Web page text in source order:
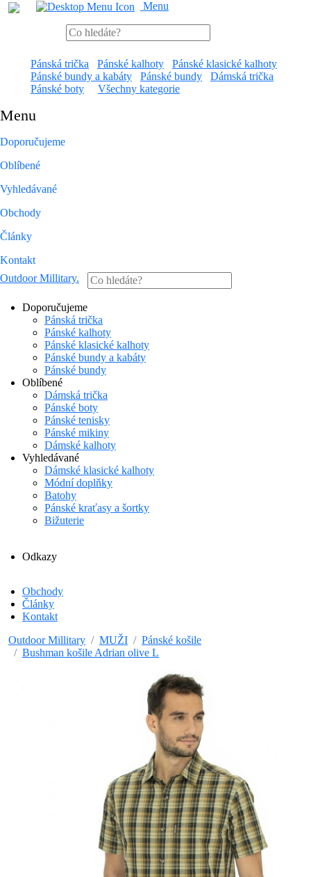
Menu
Pánská trička Pánské kalhoty
Pánské klasické kalhoty
Pánské bundy a kabáty
Pánské bundy
Dámská trička
Pánské boty
Všechny kategorie
Menu
Doporučujeme
Oblíbené
Vyhledávané
Obchody
Články
Kontakt
Outdoor Millitary.
Doporučujeme
Pánská trička
Pánské kalhoty
Pánské klasické kalhoty
Pánské bundy a kabáty
Pánské bundy
Oblíbené
Dámská trička
Pánské boty
Pánské tenisky
Pánské mikiny
Dámské kalhoty
Vyhledávané
Dámské klasické kalhoty
Módní doplňky
Batohy
Pánské kraťasy a šortky
Bižuterie
Odkazy
Obchody
Články
Kontakt
Outdoor Millitary
MUŽI
Pánské košile
Bushman košile Adrian olive L